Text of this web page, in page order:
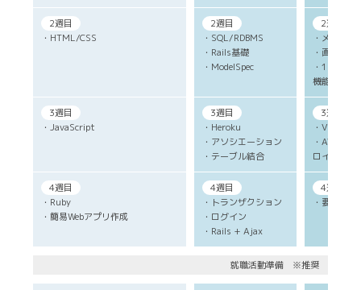
2週目
・HTML/CSS
2週目
・SQL/RDBMS
・Rails基礎
・ModelSpec
2週目(技
・メール機
・画像ア
・1対1の
機能
3週目
・JavaScript
3週目
・Heroku
・アソシエーション
・テーブル結合
3週目
・Vim
・AWS
ロイ
4週目
・Ruby
・簡易Webアプリ作成
4週目
・トランザクション
・ログイン
・Rails + Ajax
4週目
・要件定義
就職活動準備 ※推奨